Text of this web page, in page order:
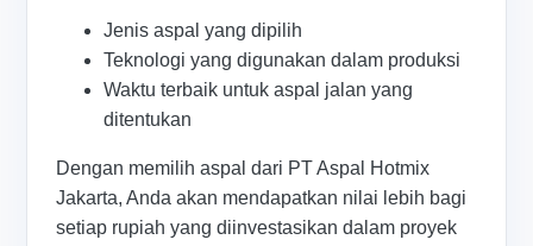
Jenis aspal yang dipilih
Teknologi yang digunakan dalam produksi
Waktu terbaik untuk aspal jalan yang
ditentukan
Dengan memilih aspal dari PT Aspal Hotmix
Jakarta, Anda akan mendapatkan nilai lebih bagi
setiap rupiah yang diinvestasikan dalam proyek